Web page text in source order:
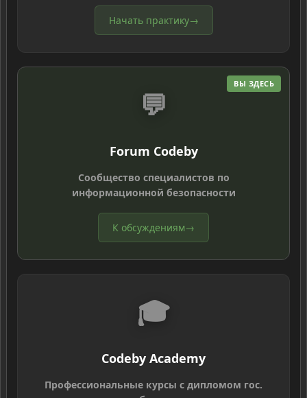
Начать практику→
ВЫ ЗДЕСЬ
💬
Forum Codeby
Сообщество специалистов по
информационной безопасности
К обсуждениям→
🎓
Codeby Academy
Профессиональные курсы с дипломом гос.